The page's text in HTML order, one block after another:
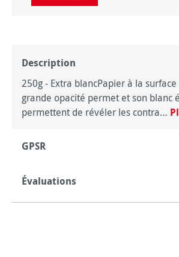
Description
250g - Extra blancPapier à la surface
grande opacité permet et son blanc
permettent de révéler les contra…
GPSR
Évaluations